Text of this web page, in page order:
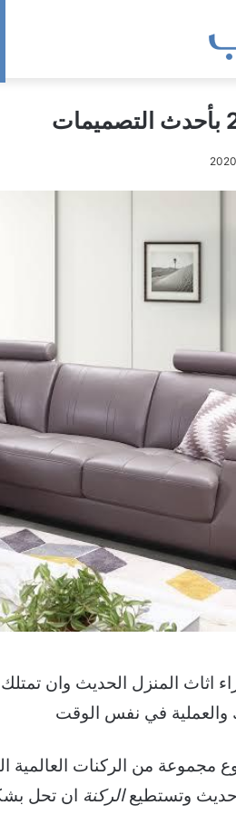
اثاث المنزل الحديث وان تمتلك
والعملية في نفس الوقت
من الركنات العالمية
وتستطيعالركنة ان تحل